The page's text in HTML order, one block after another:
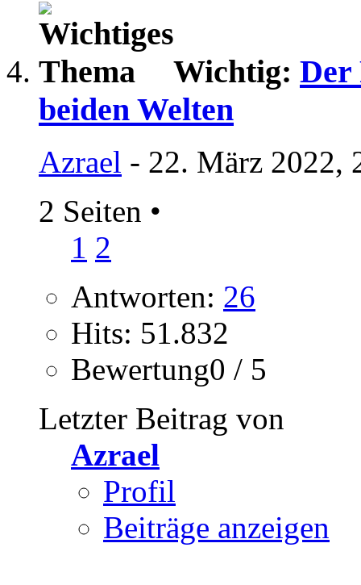
Wichtig: Der
beiden Welten
Azrael - 22. März 2022,
2 Seiten •
1 2
Antworten: 26
Hits: 51.832
Bewertung0 / 5
Letzter Beitrag von
Azrael
Profil
Beiträge anzeigen